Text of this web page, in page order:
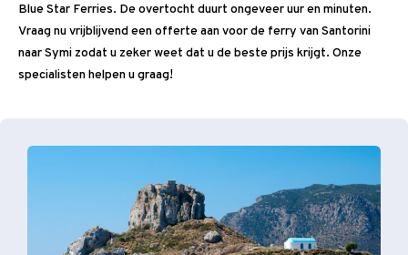
Blue Star Ferries. De overtocht duurt ongeveer uur en minuten.
Vraag nu vrijblijvend een offerte aan voor de ferry van Santorini
naar Symi zodat u zeker weet dat u de beste prijs krijgt. Onze
specialisten helpen u graag!